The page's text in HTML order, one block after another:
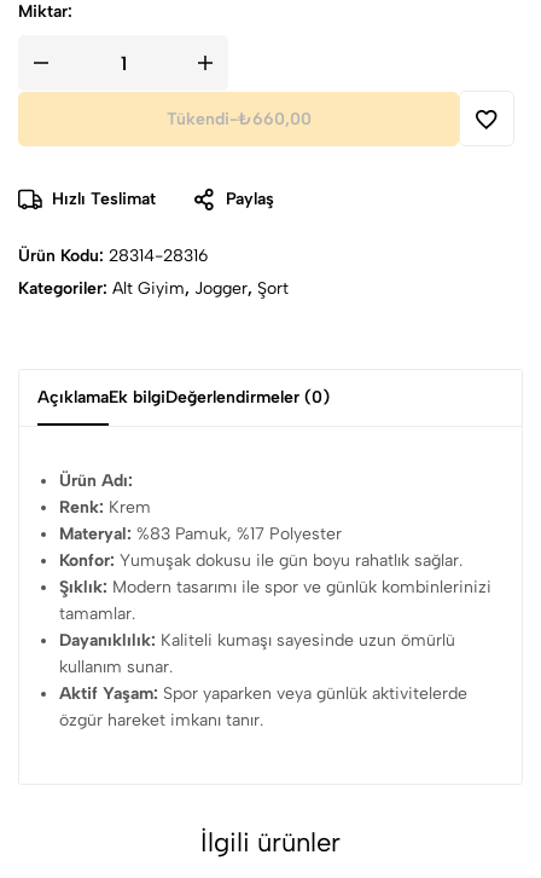
Miktar:
Tükendi-₺660,00
Hızlı Teslimat Paylaş
Ürün Kodu: 28314-28316
Kategoriler: Alt Giyim, Jogger, Şort
AçıklamaEk bilgiDeğerlendirmeler (0)
Ürün Adı:
Renk: Krem
Materyal: %83 Pamuk, %17 Polyester
Konfor: Yumuşak dokusu ile gün boyu rahatlık sağlar.
Şıklık: Modern tasarımı ile spor ve günlük kombinlerinizi
tamamlar.
Dayanıklılık: Kaliteli kumaşı sayesinde uzun ömürlü
kullanım sunar.
Aktif Yaşam: Spor yaparken veya günlük aktivitelerde
özgür hareket imkanı tanır.
İlgili ürünler